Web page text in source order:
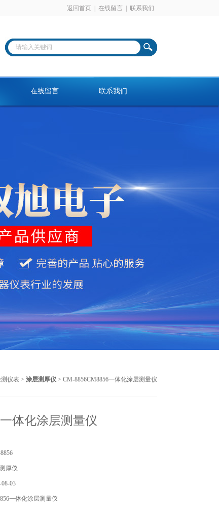
返回首页 在线留言 联系我们
在线留言 联系我们
仪表 > 涂层测厚仪 > CM-8856CM8856一体化涂层测量仪
体化涂层测量仪
厚仪
03
一体化涂层测量仪